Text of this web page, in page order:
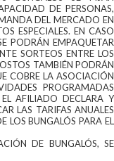
DE PERSONAS,
DEL MERCADO EN
ESPECIALES. EN CASO
PODRÁN EMPAQUETAR
SORTEOS ENTRE LOS
TAMBIÉN PODRÁN
COBRE LA ASOCIACIÓN
PROGRAMADAS
AFILIADO DECLARA Y
LAS TARIFAS ANUALES
LOS BUNGALÓS PARA EL
DE BUNGALÓS, SE